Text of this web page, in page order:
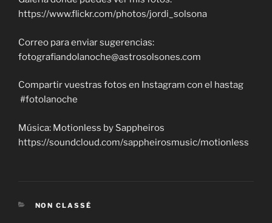
https://www.flickr.com/photos/jordi_solsona
Correo para enviar sugerencias:
fotografiandolanoche@astrosolsones.com
Compartir vuestras fotos en Instagram con el hastag
#fotolanoche
Música: Motionless by Sappheiros
https://soundcloud.com/sappheirosmusic/motionless
CATEGORÍAS
NON CLASSÉ